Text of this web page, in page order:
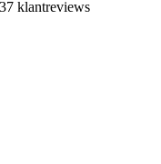
klantreviews